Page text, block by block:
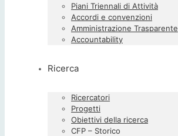
Piani Triennali di Attività
Accordi e convenzioni
Amministrazione Trasparente
Accountability
Ricerca
Ricercatori
Progetti
Obiettivi della ricerca
CFP – Storico